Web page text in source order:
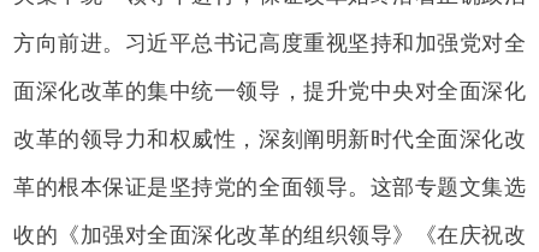
方向前进。习近平总书记高度重视坚持和加强党对全
面深化改革的集中统一领导，提升党中央对全面深化
改革的领导力和权威性，深刻阐明新时代全面深化改
革的根本保证是坚持党的全面领导。这部专题文集选
收的《加强对全面深化改革的组织领导》《在庆祝改